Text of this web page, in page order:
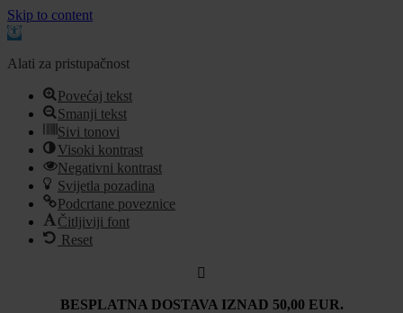
Skip to content
Open
Alati za pristupačnost
Povećaj tekst
Smanji tekst
Sivi tonovi
Visoki kontrast
Negativni kontrast
Svijetla pozadina
Podcrtane poveznice
Čitljiviji font
Reset
BESPLATNA DOSTAVA IZNAD 50,00 EUR.